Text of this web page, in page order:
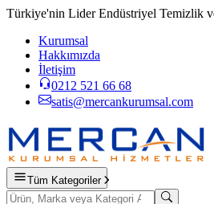
Türkiye'nin Lider Endüstriyel Temizlik
Kurumsal
Hakkımızda
İletişim
0212 521 66 68
satis@mercankurumsal.com
Tüm Kategoriler